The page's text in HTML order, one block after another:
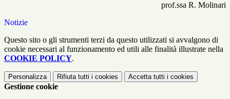
prof.ssa R. Molinari
Notizie
Questo sito o gli strumenti terzi da questo utilizzati si avvalgono di
cookie necessari al funzionamento ed utili alle finalità illustrate nella
COOKIE POLICY.
Personalizza Rifiuta tutti i cookies Accetta tutti i cookies
Gestione cookie